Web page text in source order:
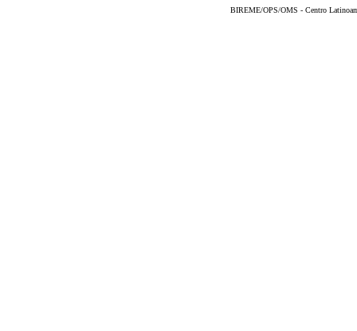
BIREME/OPS/OMS - Centro